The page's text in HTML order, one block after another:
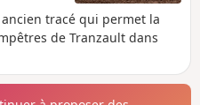
tracé qui permet la
de Tranzault dans